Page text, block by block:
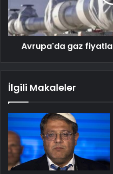
Avrupa'da gaz
İlgili Makaleler